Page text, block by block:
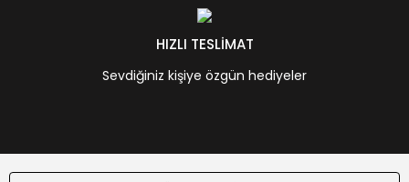
HIZLI TESLİMAT
Sevdiğiniz kişiye özgün hediyeler